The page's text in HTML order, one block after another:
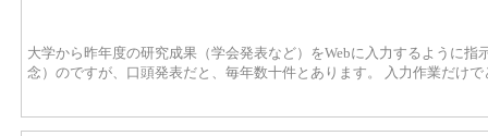
大学から昨年度の研究成果（学会発表など）をWebに入力するように
念）のですが、口頭発表だと、毎年数十件とあります。 入力作業だけ